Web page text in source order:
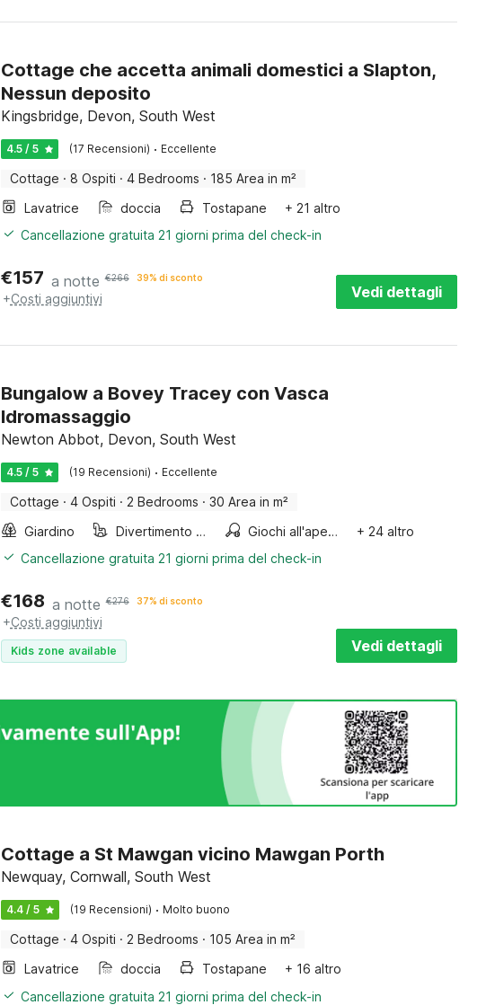
Cottage che accetta animali domestici a Slapton,
Nessun deposito
Kingsbridge, Devon, South West
4.5 / 5 (17 Recensioni) · Eccellente
Cottage · 8 Ospiti · 4 Bedrooms · 185 Area in m²
Lavatrice
doccia Tostapane
+ 21 altro
Cancellazione gratuita 21 giorni prima del check-in
€157 a notte €266 39% di sconto
+Costi aggiuntivi Vedi dettagli
Bungalow a Bovey Tracey con Vasca
Idromassaggio
Newton Abbot, Devon, South West
4.5 / 5 (19 Recensioni) · Eccellente
Cottage · 4 Ospiti · 2 Bedrooms · 30 Area in m²
Giardino
Divertimento per bambini Giochi all'aperto
+ 24 altro
Cancellazione gratuita 21 giorni prima del check-in
€168 a notte €276 37% di sconto
+Costi aggiuntivi
Kids zone available Vedi dettagli
Cottage a St Mawgan vicino Mawgan Porth
Newquay, Cornwall, South West
4.4 / 5 (19 Recensioni) · Molto buono
Cottage · 4 Ospiti · 2 Bedrooms · 105 Area in m²
Lavatrice
doccia Tostapane
+ 16 altro
Cancellazione gratuita 21 giorni prima del check-in